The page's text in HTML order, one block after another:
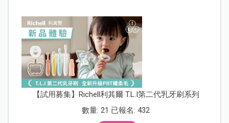
【試用募集】Richell利其爾 T.L.I第二代乳牙刷系列
數量: 21 已報名: 432